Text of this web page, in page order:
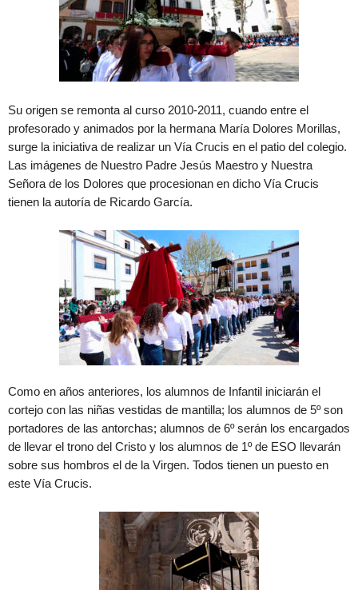
Su origen se remonta al curso 2010-2011, cuando entre el
profesorado y animados por la hermana María Dolores Morillas,
surge la iniciativa de realizar un Vía Crucis en el patio del colegio.
Las imágenes de Nuestro Padre Jesús Maestro y Nuestra
Señora de los Dolores que procesionan en dicho Vía Crucis
tienen la autoría de Ricardo García.
Como en años anteriores, los alumnos de Infantil iniciarán el
cortejo con las niñas vestidas de mantilla; los alumnos de 5º son
portadores de las antorchas; alumnos de 6º serán los encargados
de llevar el trono del Cristo y los alumnos de 1º de ESO llevarán
sobre sus hombros el de la Virgen. Todos tienen un puesto en
este Vía Crucis.